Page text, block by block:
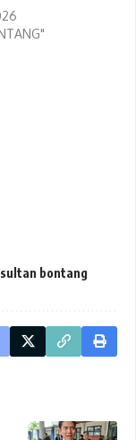
sultan bontang